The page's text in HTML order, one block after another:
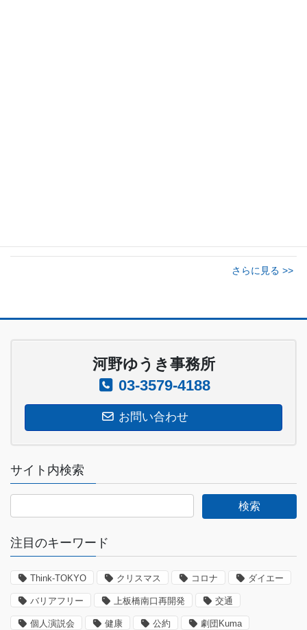
さらに見る >>
河野ゆうき事務所
03-3579-4188
お問い合わせ
サイト内検索
注目のキーワード
Think-TOKYO クリスマス コロナ ダイエー
バリアフリー 上板橋南口再開発 交通
個人演説会 健康 公約 劇団Kuma